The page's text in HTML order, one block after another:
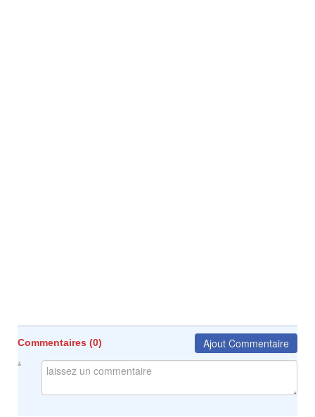
Commentaires (0) Ajout Commentaire